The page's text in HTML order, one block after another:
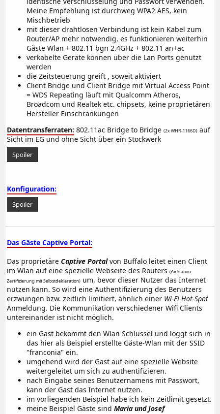
Meine Empfehlung ist durchweg WPA2 AES, kein
Mischbetrieb
mit dieser drahtlosen Verbindung ist kein Kabel zum
Router/AP mehr notwendig, es funktionieren weiterhin
Gäste Wlan + 802.11 bgn 2.4GHz + 802.11 an+ac
verkabelte Geräte können über die Lan Ports genutzt
werden
die Zeitsteuerung greift , soweit aktiviert
Client Bridge und Client Bridge mit Virtual Access Point
= WDS Repeating läuft mit Qualcomm Atheros,
Broadcom und Realtek etc. chipsets, keine proprietären
Hersteller Einschränkungen
Datentransferraten: 802.11ac Bridge to Bridge (2x WHR-1166D) auf
Sicht im EG und ohne Sicht über ein Stockwerk
Spoiler
Konfiguration:
Spoiler
Das Gäste Captive Portal:
Das proprietäre Captive Portalvon Buffalo leitet einen Client
im Wlan auf eine spezielle Webseite des Routers (AirStation-
Zertifizierung mit Selbstdeklaration) um, bevor dieser Nutzer das Internet
nutzen kann. So wird eine Authentifizierung des Benutzers
erzwungen bzw. zeitlich limitiert, ähnlich einer Wi-Fi-Hot-Spot
Anmeldung. Die Kommunikation verschiedener Wifi Clients
untereinander ist nicht möglich.
ein Gast bekommt den Wlan Schlüssel und loggt sich in
das hier als Beispiel erstellte Gäste-Wlan mit der SSID
"franconia" ein.
umgehend wird der Gast auf eine spezielle Website
weitergeleitet um sich zu authentifizieren.
nach Eingabe seines Benutzernamens mit Passwort,
kann der Gast das Internet nutzen.
im vorliegenden Beispiel habe ich kein Zeitlimit gesetzt.
meine Beispiel Gäste sind Maria und Josef